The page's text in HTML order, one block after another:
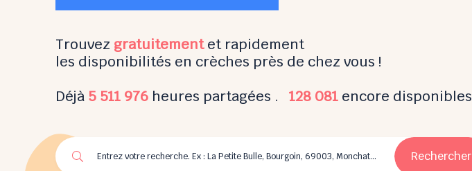
Trouvez gratuitementet rapidement
les disponibilités en crèches près de chez vous !
Déjà 5 511 976 heures partagées . 128 081 encore disponibles
Rechercher